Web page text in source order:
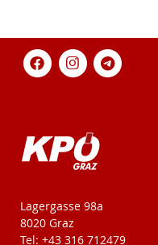
KPÖ-Steiermark
Lagergasse 98a
8020 Graz
Tel: +43 316 712479